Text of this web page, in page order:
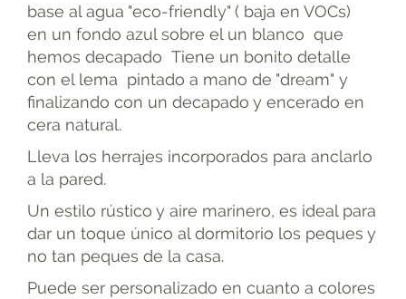
base al agua "eco-friendly" ( baja en VOCs)
en un fondo azul sobre el un blanco que
hemos decapado Tiene un bonito detalle
con el lema pintado a mano de "dream" y
finalizando con un decapado y encerado en
cera natural.
Lleva los herrajes incorporados para anclarlo
a la pared.
Un estilo rústico y aire marinero, es ideal para
dar un toque único al dormitorio los peques y
no tan peques de la casa.
Puede ser personalizado en cuanto a colores